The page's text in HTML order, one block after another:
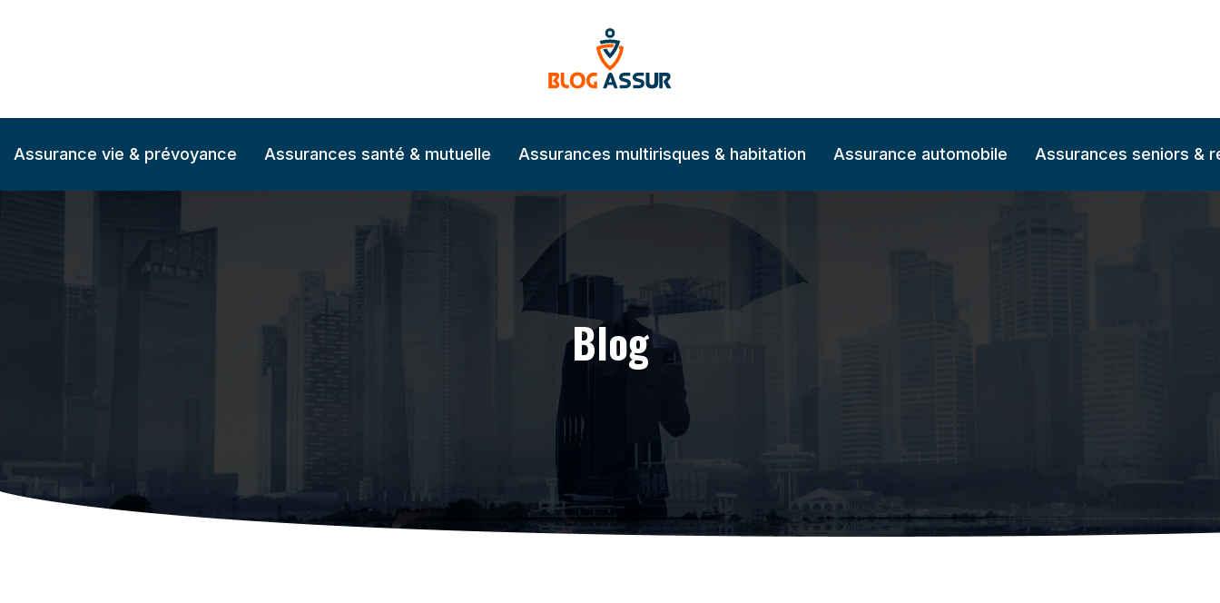
Assurance vie & prévoyance Assurances santé & mutuelle Assurances multirisques & habitation Assurance automobile Assurances seniors &
Blog